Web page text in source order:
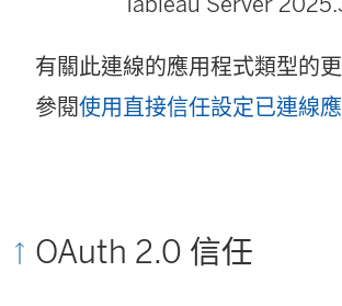
有關此連線的應用程式類型的
參閱使用直接信任設定已連線
OAuth 2.0 信任